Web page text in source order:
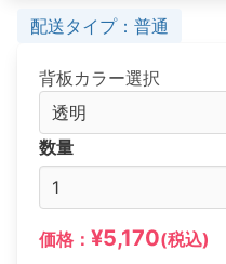
配送タイプ：普通
背板カラー選択
数量
価格： ¥5,170(税込)